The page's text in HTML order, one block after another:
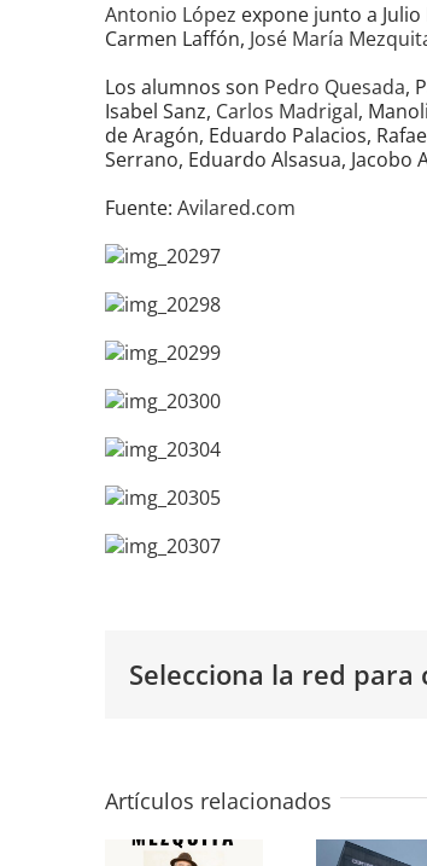
Antonio López expone junto a
Carmen Laffón, José María
Los alumnos son Pedro Quesada,
Isabel Sanz, Carlos Madrigal,
de Aragón, Eduardo Palacios,
Serrano, Eduardo Alsasua, Jacobo
Fuente: Avilared.com
Selecciona la red
Artículos relacionados
María
Mezquita»
en la